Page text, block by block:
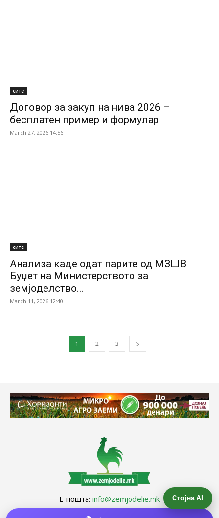
сите
Договор за закуп на нива 2026 –
бесплатен пример и формулар
March 27, 2026 14:56
сите
Анализа каде одат парите од МЗШВ
Буџет на Министерството за
земјоделство...
March 11, 2026 12:40
1 2 3
Е-пошта: info@zemjodelie.mk
Тел: +38975383796
Стојна AI